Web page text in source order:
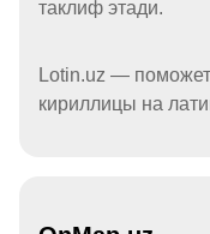
таклиф этади.
Lotin.uz — поможет
кириллицы на